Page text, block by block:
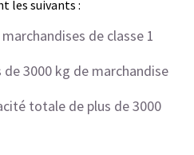
les suivants :
de classe 1
3000 kg de marchandise
totale de plus de 3000